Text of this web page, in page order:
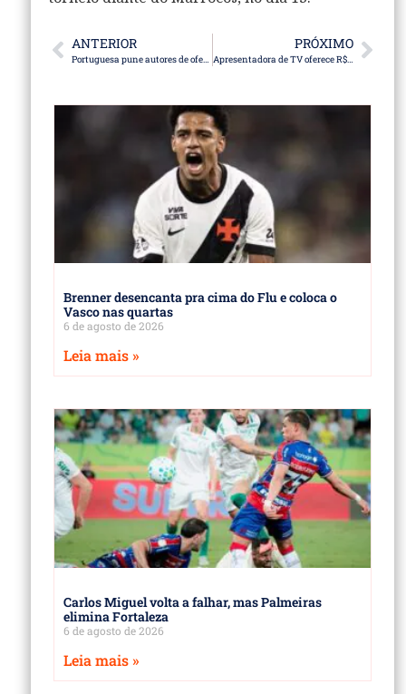
ANTERIOR
Portuguesa pune autores de ofensas racistas a Hugo Souza
PRÓXIMO
Apresentadora de TV oferece R$5 milhões por informações sobre mãe
Brenner desencanta pra cima do Flu e coloca o
Vasco nas quartas
6 de agosto de 2026
Leia mais »
Carlos Miguel volta a falhar, mas Palmeiras
elimina Fortaleza
6 de agosto de 2026
Leia mais »